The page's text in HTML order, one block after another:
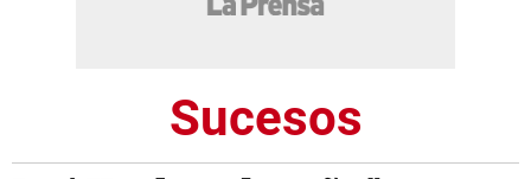
Sucesos